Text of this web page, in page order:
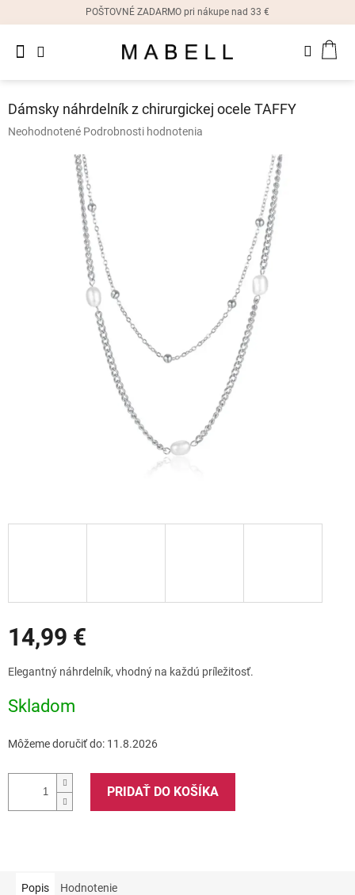
POŠTOVNÉ ZADARMO pri nákupe nad 33 €
Dámske
náušnice
Dámsky náhrdelník z chirurgickej ocele TAFFY
Priemerné
Neohodnotené Podrobnosti hodnotenia
14,99 €
cena:
Elegantný náhrdelník, vhodný na každú príležitosť.
Skladom
Môžeme doručiť do: 11.8.2026
PRIDAŤ DO KOŠÍKA
Popis Hodnotenie